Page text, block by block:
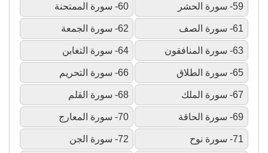
59- سورة الحشر 60- سورة الممتحنة
61- سورة الصف 62- سورة الجمعة
63- سورة المنافقون 64- سورة التغابن
65- سورة الطلاق 66- سورة التحريم
67- سورة الملك 68- سورة القلم
69- سورة الحاقة 70- سورة المعارج
71- سورة نوح 72- سورة الجن